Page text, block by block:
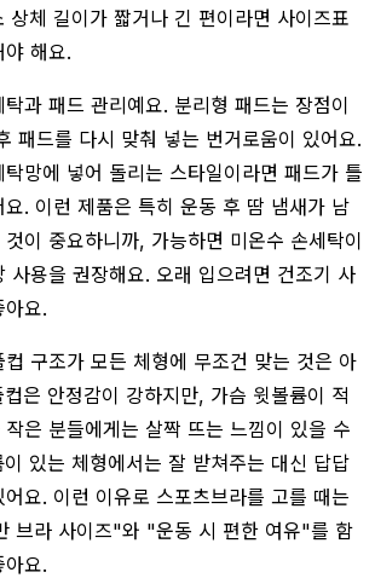
상체 길이가 짧거나 긴 편이라면 사이즈표
해요.
과 패드 관리예요. 분리형 패드는 장점이
패드를 다시 맞춰 넣는 번거로움이 있어요.
망에 넣어 돌리는 스타일이라면 패드가 틀
. 이런 제품은 특히 운동 후 땀 냄새가 남
이 중요하니까, 가능하면 미온수 손세탁이
사용을 권장해요. 오래 입으려면 건조기 사
요.
구조가 모든 체형에 무조건 맞는 것은 아
은 안정감이 강하지만, 가슴 윗볼륨이 적
은 분들에게는 살짝 뜨는 느낌이 있을 수
있는 체형에서는 잘 받쳐주는 대신 답답
요. 이런 이유로 스포츠브라를 고를 때는
브라 사이즈"와 "운동 시 편한 여유"를 함
요.